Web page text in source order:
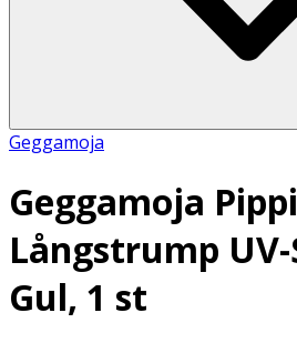
Geggamoja
Geggamoja Pippi
Långstrump
Gul, 1 st